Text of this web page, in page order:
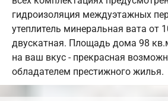
гидроизоляция междуэтажных
утеплитель минеральная вата от
двускатная. Площадь дома 98
на ваш вкус - прекрасная
обладателем престижного жилья.